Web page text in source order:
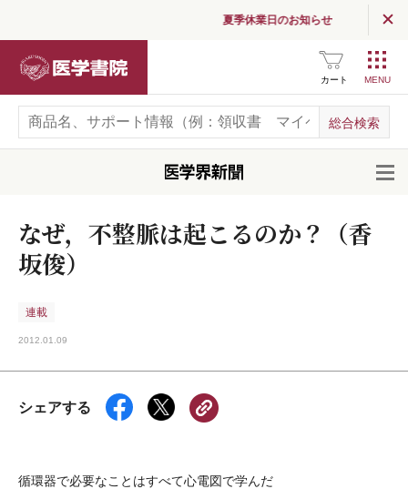
夏季休業日のお知らせ
カート
なぜ，不整脈は起こるのか？（香
坂俊）
連載
2012.01.09
シェアする
循環器で必要なことはすべて心電図で学んだ